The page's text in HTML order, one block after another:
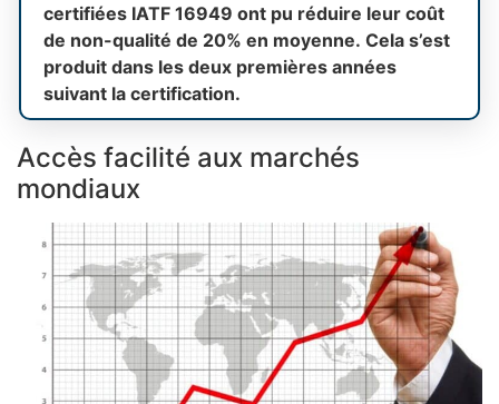
certifiées IATF 16949 ont pu réduire leur coût
de non-qualité de 20% en moyenne. Cela s’est
produit dans les deux premières années
suivant la certification.
Accès facilité aux marchés
mondiaux